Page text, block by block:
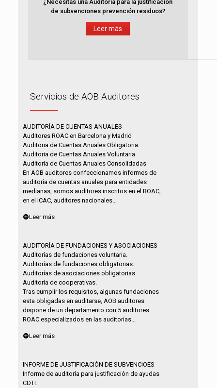
¿Necesitas una Auditoría para la justificación
de subvenciones prevención residuos?
Leer más
Servicios de AOB Auditores
AUDITORÍA DE CUENTAS ANUALES
Auditores ROAC en Barcelona y Madrid
Auditoria de Cuentas Anuales Obligatoria
Auditoria de Cuentas Anuales Voluntaria
Auditoria de Cuentas Anuales Consolidadas
En AOB auditores confeccionamos informes de
auditoría de cuentas anuales para entidades
medianas, somos auditores inscritos en el ROAC,
en el ICAC, auditores nacionales...
Leer más
AUDITORÍA DE FUNDACIONES Y ASOCIACIONES
Auditorías de fundaciones voluntaria.
Auditorías de fundaciones obligatorias.
Auditorías de asociaciones obligatorias.
Auditoría de cooperativas.
Tras cumplir los requisitos, algunas fundaciones
esta obligadas en auditarse, AOB auditores
dispone de un departamento con 5 auditores
ROAC especializados en las auditorías...
Leer más
INFORME DE JUSTIFICACIÓN DE SUBVENCIOES
Informe de auditoría para justificación de ayudas
CDTI.